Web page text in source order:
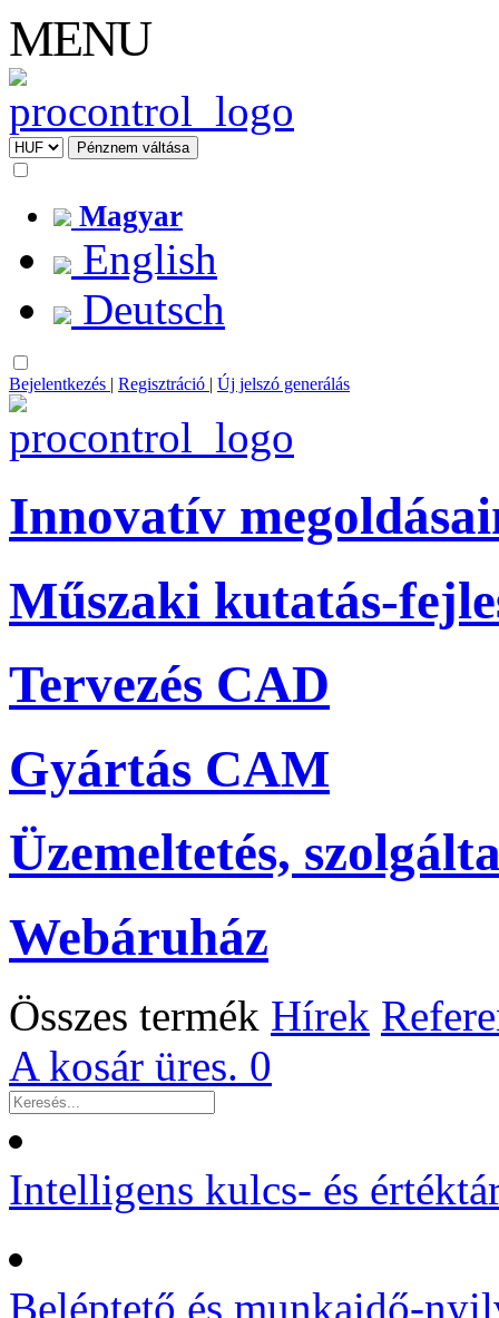
MENU
Magyar
English
Deutsch
Bejelentkezés | Regisztráció | Új jelszó generálás
Innovatív
Műszaki kutatás-
Tervezés CAD
Gyártás CAM
Üzemeltetés,
Webáruház
Összes termék Hírek
A kosár üres. 0
Intelligens kulcs- és
Beléptető és munkaidő-